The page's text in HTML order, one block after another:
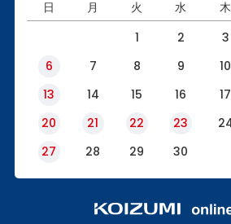
日 月 火 水 木
1 2 3
6
7 8 9 10
13
14 15 16 17
20
21 22 23
27
28 29 30